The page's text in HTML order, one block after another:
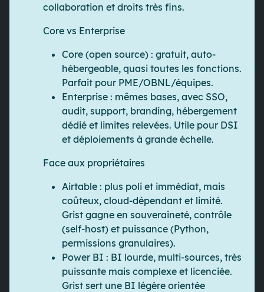
collaboration et droits très fins.
Core vs Enterprise
Core (open source) : gratuit, auto-
hébergeable, quasi toutes les fonctions.
Parfait pour PME/OBNL/équipes.
Enterprise : mêmes bases, avec SSO,
audit, support, branding, hébergement
dédié et limites relevées. Utile pour DSI
et déploiements à grande échelle.
Face aux propriétaires
Airtable : plus poli et immédiat, mais
coûteux, cloud-dépendant et limité.
Grist gagne en souveraineté, contrôle
(self-host) et puissance (Python,
permissions granulaires).
Power BI : BI lourde, multi-sources, très
puissante mais complexe et licenciée.
Grist sert une BI légère orientée